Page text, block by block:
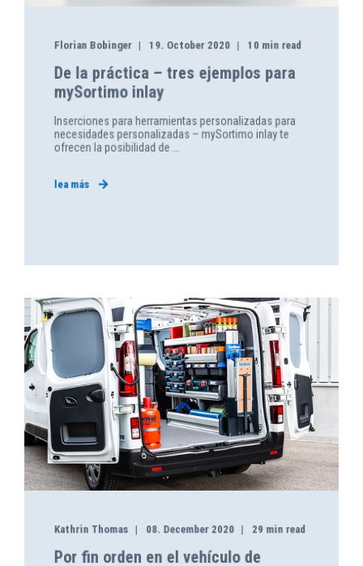
Florian Bobinger 19. October 2020 10 min read
De la práctica – tres ejemplos para
mySortimo inlay
Inserciones para herramientas personalizadas para
necesidades personalizadas – mySortimo inlay te
ofrecen la posibilidad de ...
lea más
Kathrin Thomas 08. December 2020 29 min read
Por fin orden en el vehículo de